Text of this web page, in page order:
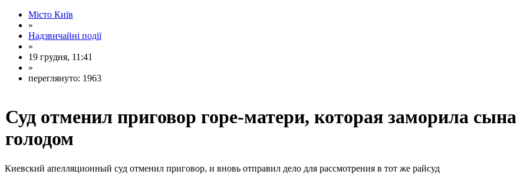
Місто Київ
»
Надзвичайні події
»
19 грудня, 11:41
»
переглянуто: 1963
Суд отменил приговор горе-матери, которая заморила сына
голодом
Киевский апелляционный суд отменил приговор, и вновь отправил дело для рассмотрения в тот же райсуд